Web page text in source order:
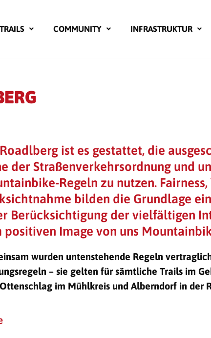
TRAILS COMMUNITY INFRASTRUKTUR
ist es gestattet, die
der Straßenverkehrsordnung und
Regeln zu nutzen.
bilden die Grundlage
Berücksichtigung der vielfältigen
positiven Image von uns
wurden untenstehende Regeln
– sie gelten für sämtliche Trails im
im Mühlkreis und Alberndorf in der